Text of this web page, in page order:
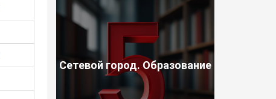
Сетевой город. Образование